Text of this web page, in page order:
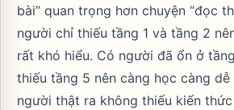
bài” quan trọng hơn chuyện “đọc
người chỉ thiếu tầng 1 và tầng 2
rất khó hiểu. Có người đã ổn ở
thiếu tầng 5 nên càng học càng dễ
người thật ra không thiếu kiến